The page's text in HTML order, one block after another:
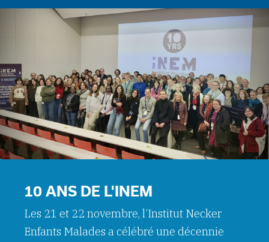
10 ANS DE L'INEM
Les 21 et 22 novembre, l’Institut Necker
Enfants Malades a célébré une décennie